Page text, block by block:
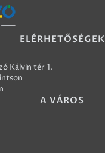
ELÉRHETŐSÉGEK
Kálvin tér 1.
A VÁROS